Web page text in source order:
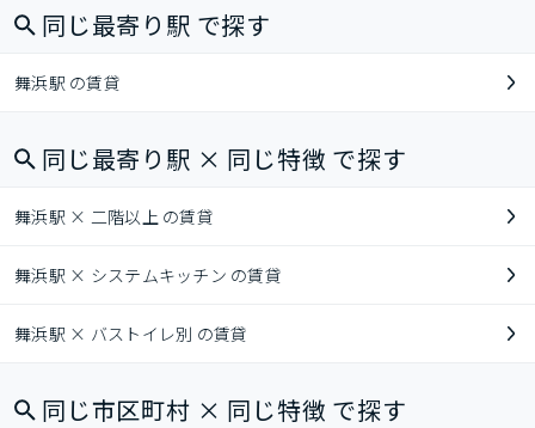
同じ最寄り駅 で探す
舞浜駅 の賃貸
同じ最寄り駅 × 同じ特徴 で探す
舞浜駅 × 二階以上 の賃貸
舞浜駅 × システムキッチン の賃貸
舞浜駅 × バストイレ別 の賃貸
同じ市区町村 × 同じ特徴 で探す